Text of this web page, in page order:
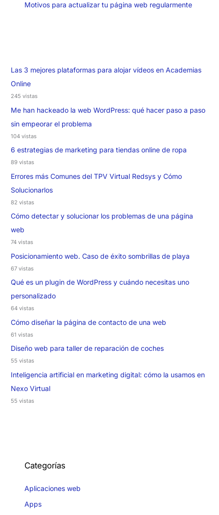
Motivos para actualizar tu página web regularmente
Las 3 mejores plataformas para alojar vídeos en Academias
Online
245 vistas
Me han hackeado la web WordPress: qué hacer paso a paso
sin empeorar el problema
104 vistas
6 estrategias de marketing para tiendas online de ropa
89 vistas
Errores más Comunes del TPV Virtual Redsys y Cómo
Solucionarlos
82 vistas
Cómo detectar y solucionar los problemas de una página
web
74 vistas
Posicionamiento web. Caso de éxito sombrillas de playa
67 vistas
Qué es un plugin de WordPress y cuándo necesitas uno
personalizado
64 vistas
Cómo diseñar la página de contacto de una web
61 vistas
Diseño web para taller de reparación de coches
55 vistas
Inteligencia artificial en marketing digital: cómo la usamos en
Nexo Virtual
55 vistas
Categorías
Aplicaciones web
Apps